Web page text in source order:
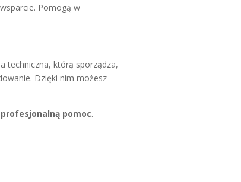
Pomogą w
techniczna, którą sporządza,
Dzięki nim możesz
profesjonalną pomoc.